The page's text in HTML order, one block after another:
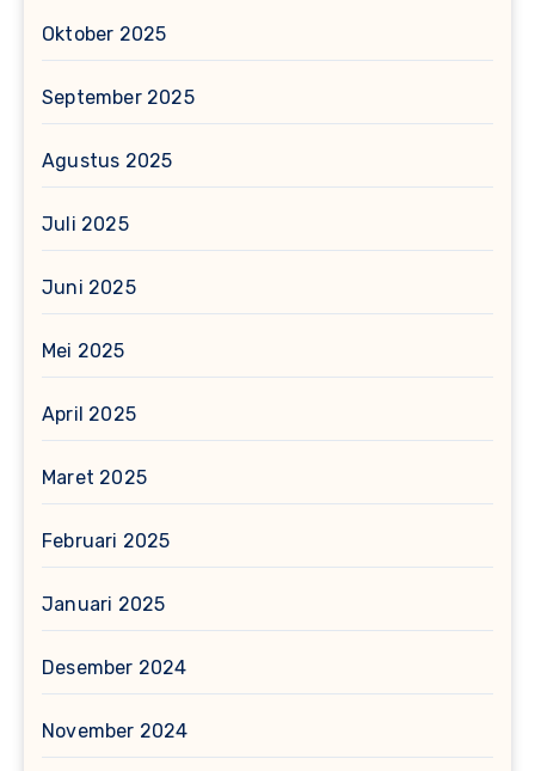
Oktober 2025
September 2025
Agustus 2025
Juli 2025
Juni 2025
Mei 2025
April 2025
Maret 2025
Februari 2025
Januari 2025
Desember 2024
November 2024